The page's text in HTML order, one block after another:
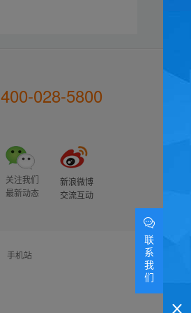
400-028-5800
关注我们
最新动态
新浪微博
交流互动
手机站
联
系
我
们